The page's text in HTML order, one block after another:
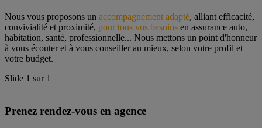
Nous vous proposons un accompagnement adapté, alliant efficacité,
convivialité et proximité, pour tous vos besoins en assurance auto,
habitation, santé, professionnelle... Nous mettons un point d'honneur
à vous écouter et à vous conseiller au mieux, selon votre profil et
votre budget.
Slide 1 sur 1
Prenez rendez-vous en agence